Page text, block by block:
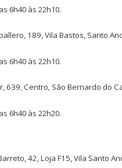
6h40 às 22h10.
189, Vila Bastos, Santo
6h40 às 22h10.
639, Centro, São Bernardo do
6h40 às 22h20.
42, Loja F15, Vila Santo